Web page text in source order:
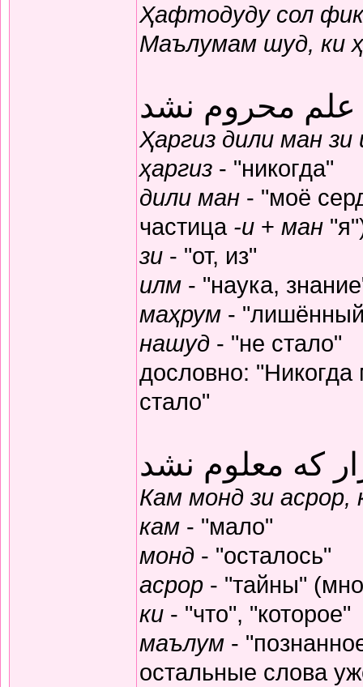
Ҳафтодуду сол
Маълумам шуд, ки
محروم نشد
Ҳаргиз дили ман
ҳаргиз - "никогда"
дили ман - "моё
частица -и + ман
зи - "от, из"
илм - "наука,
маҳрум -
нашуд - "не стало"
дословно:
стало"
که معلوم نشد
Кам монд зи
кам - "мало"
монд - "осталось"
асрор - "тайны"
ки - "что", "которое"
маълум -
остальные слова